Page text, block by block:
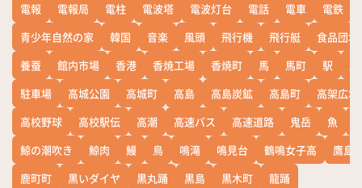
電報
電報局 電柱 電波塔 電波灯台 電話 電車 電鉄
青少年自然の家
韓国 音楽 風頭 飛行機 飛行艇
食品団地
養蚕
館内市場 香港 香焼工場 香焼町 馬 馬町 駅
駐車場
高城公園 高城町 高島 高島炭鉱 高島町
高架広場
高校野球
高校駅伝 高潮 高速バス 高速道路 鬼岳 魚
鯨の潮吹き
鯨肉 鰻 鳥 鳴滝 鳴見台 鶴鳴女子高
鷹島
鹿町町
黒いダイヤ 黒丸踊 黒島 黒木町 龍踊